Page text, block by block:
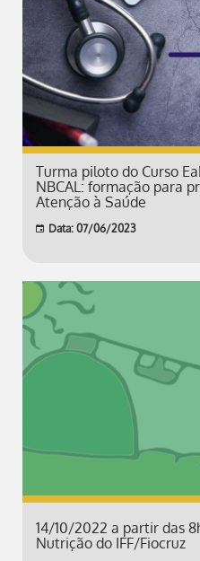
Turma piloto do Curso
NBCAL: formação para
Atenção à Saúde
Data: 07/06/2023
14/10/2022 a partir das
Nutrição do IFF/Fiocruz